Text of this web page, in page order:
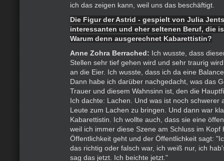
ich das zeigen kann, weil uns das beschäftigt.
Die Figur der Astrid - gespielt von Julia
interessanten und eher seltenen Beruf, die
Warum denn ausgerechnet Kabarettistin?
Anne Zohra Berrached: Ich wusste, dass
Stellen sehr tief gehen wird und sehr traurig
an die Eier. Ich wusste, dass ich da eine
Dann habe ich darüber nachgedacht, was das
Trauer und diesem Wahnsinn ist, den die
Ich dachte: Lachen. Und was ist noch schwerer
Leute zum Lachen zu bringen. Und dann war
Kabarettistin. Ich wollte auch, dass sie eine
weil ich immer diese Szene am Schluss im Kopf
Öffentlichkeit geht und der Öffentlichkeit sagt:
das richtig oder falsch war, ich weiß nur, ich
sag das jetzt. Ich beichte jetzt."